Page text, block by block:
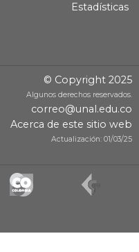
Estadísticas
© Copyright 2025
Algunos derechos reservados.
correo@unal.edu.co
Acerca de este sitio web
Actualización: 01/03/25